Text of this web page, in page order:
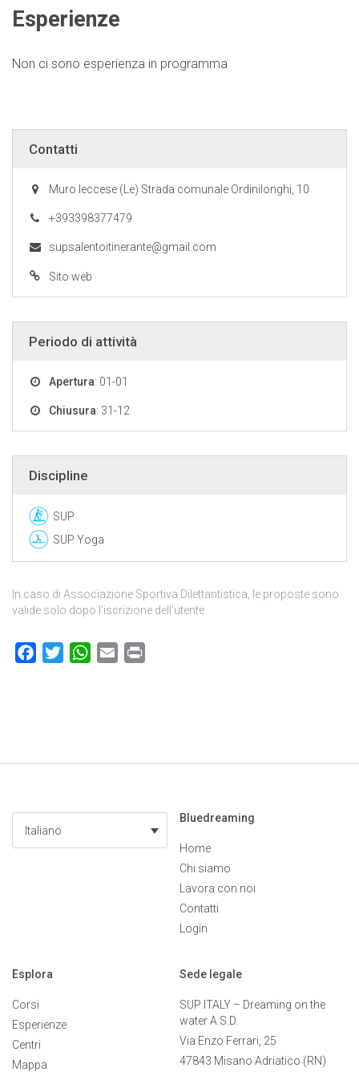
Esperienze
Non ci sono esperienza in programma
Contatti
Muro leccese (Le) Strada comunale Ordinilonghi, 10
+393398377479
supsalentoitinerante@gmail.com
Sito web
Periodo di attività
Apertura: 01-01
Chiusura: 31-12
Discipline
SUP
SUP Yoga
In caso di Associazione Sportiva Dilettantistica, le proposte sono
valide solo dopo l’iscrizione dell’utente
FacebookTwitterWhatsApp
Email
Italiano
Bluedreaming
Home
Chi siamo
Lavora con noi
Contatti
Login
Esplora
Corsi
Esperienze
Centri
Mappa
Sede legale
SUP ITALY – Dreaming on the
water A.S.D.
Via Enzo Ferrari, 25
47843 Misano Adriatico (RN)